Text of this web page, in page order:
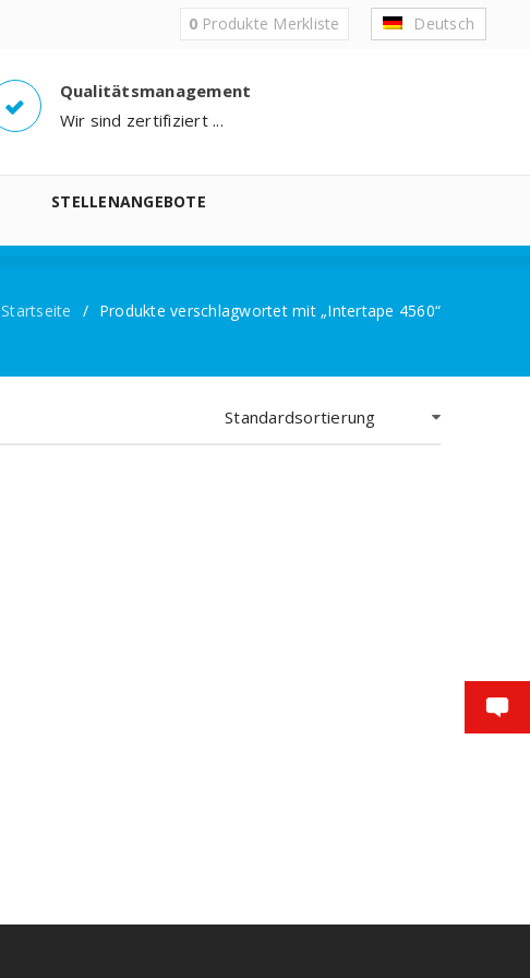
0Produkte Merkliste Deutsch
Qualitätsmanagement
Wir sind zertifiziert ...
STELLENANGEBOTE
Startseite / Produkte verschlagwortet mit „Intertape 4560“
Standardsortierung